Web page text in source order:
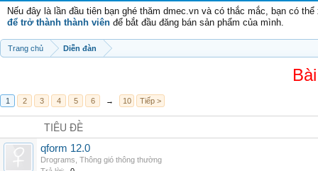
Nếu đây là lần đầu tiên bạn ghé thăm dmec.vn và có thắc mắc, bạn có
để trở thành thành viên để bắt đầu đăng bán sản phẩm của mình.
Trang chủ Diễn đàn
1 2 3 4 5 6 → 10 Tiếp >
TIÊU ĐỀ
qform 12.0
Drograms Thông gió thông thường